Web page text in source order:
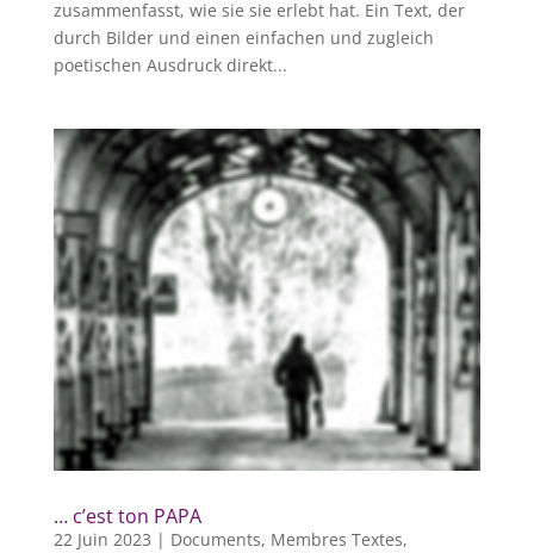
zusammenfasst, wie sie sie erlebt hat. Ein Text, der
durch Bilder und einen einfachen und zugleich
poetischen Ausdruck direkt...
… c’est ton PAPA
22 Juin 2023 | Documents, Membres Textes,